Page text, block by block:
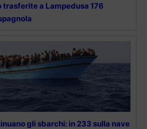
trasferite a Lampedusa 176
gli sbarchi: in 233 sulla nave